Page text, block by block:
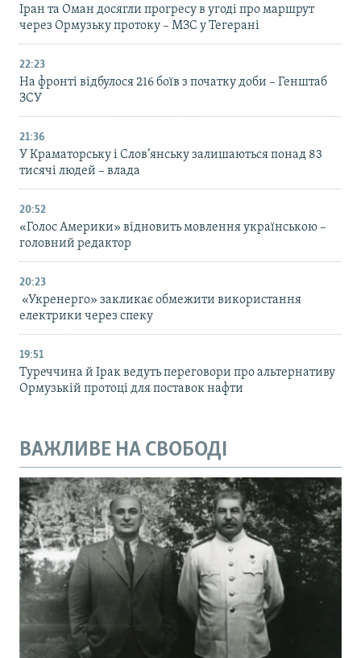
Іран та Оман досягли прогресу в угоді про маршрут
через Ормузьку протоку – МЗС у Тегерані
22:23
На фронті відбулося 216 боїв з початку доби – Генштаб
ЗСУ
21:36
У Краматорську і Слов’янську залишаються понад 83
тисячі людей – влада
20:52
«Голос Америки» відновить мовлення українською –
головний редактор
20:23
«Укренерго» закликає обмежити використання
електрики через спеку
19:51
Туреччина й Ірак ведуть переговори про альтернативу
Ормузькій протоці для поставок нафти
ВАЖЛИВЕ НА СВОБОДІ